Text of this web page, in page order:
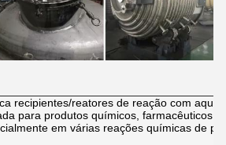
recipientes/reatores de reação com
para produtos químicos, farmacêuticos,
em várias reações químicas de